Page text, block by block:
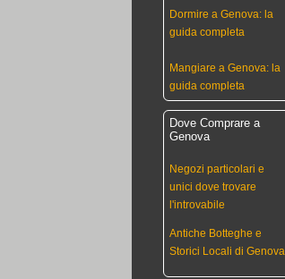
Dormire a Genova: la
guida completa
Mangiare a Genova: la
guida completa
Dove Comprare a
Genova
Negozi particolari e
unici dove trovare
l'introvabile
Antiche Botteghe e
Storici Locali di Genova